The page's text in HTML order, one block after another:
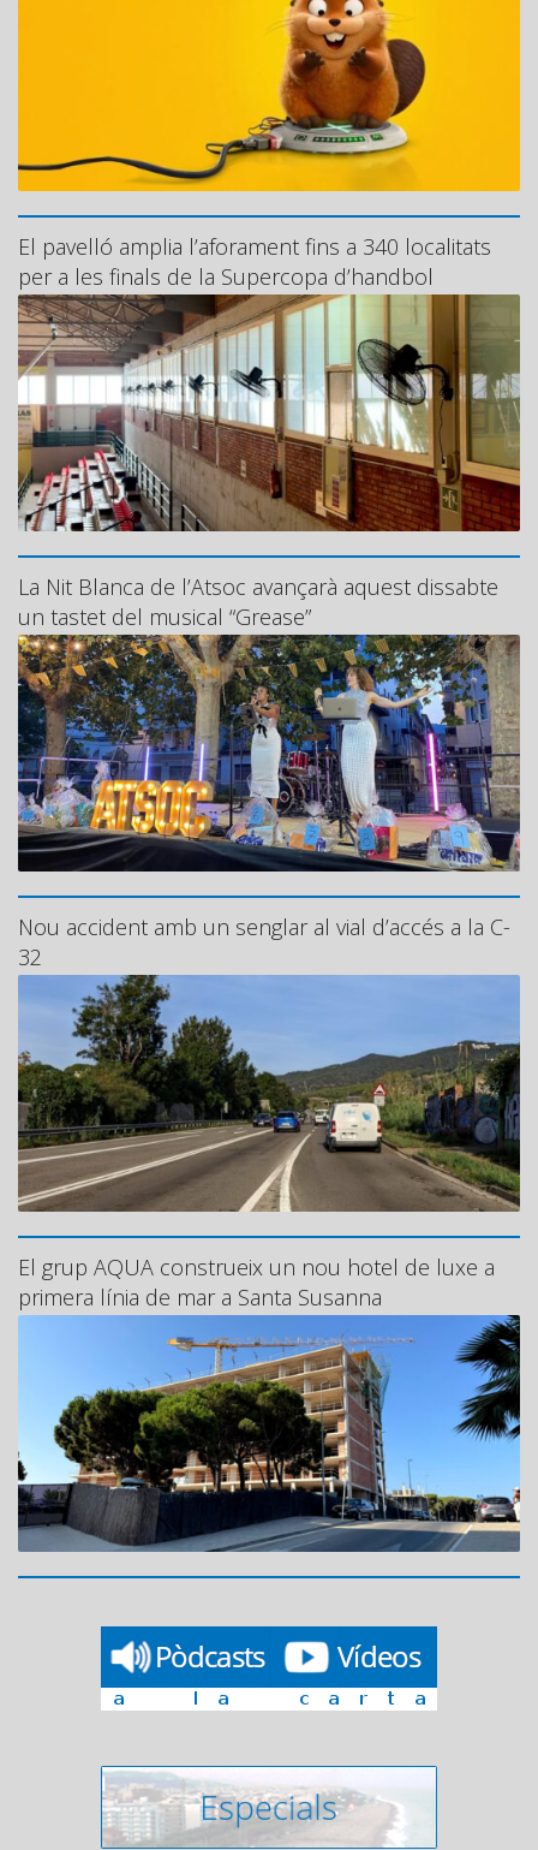
El pavelló amplia l’aforament fins a 340 localitats
per a les finals de la Supercopa d’handbol
La Nit Blanca de l’Atsoc avançarà aquest dissabte
un tastet del musical “Grease”
Nou accident amb un senglar al vial d’accés a la C-
32
El grup AQUA construeix un nou hotel de luxe a
primera línia de mar a Santa Susanna